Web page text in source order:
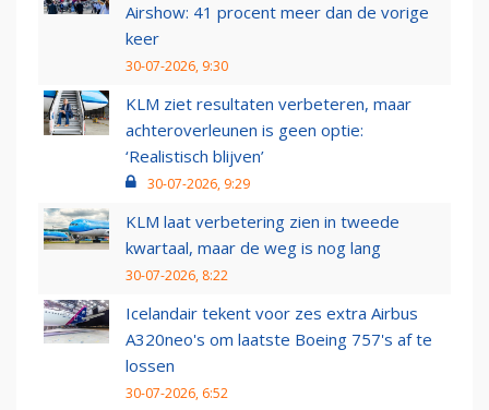
Airshow: 41 procent meer dan de vorige
keer
30-07-2026, 9:30
KLM ziet resultaten verbeteren, maar
achteroverleunen is geen optie:
‘Realistisch blijven’
30-07-2026, 9:29
KLM laat verbetering zien in tweede
kwartaal, maar de weg is nog lang
30-07-2026, 8:22
Icelandair tekent voor zes extra Airbus
A320neo's om laatste Boeing 757's af te
lossen
30-07-2026, 6:52